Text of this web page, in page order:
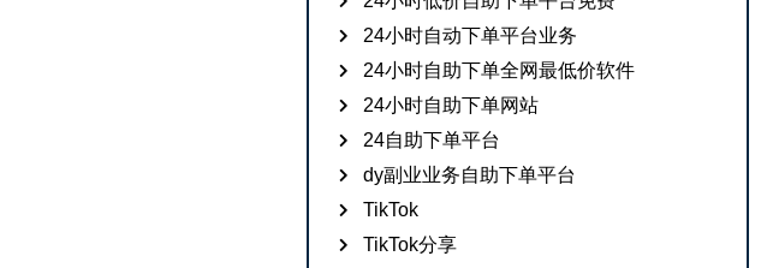
24小时自动下单平台业务
24小时自助下单全网最低价软件
24小时自助下单网站
24自助下单平台
dy副业业务自助下单平台
TikTok
TikTok分享